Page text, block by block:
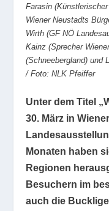
Farasin
Wiener Neustadts
Wirth (GF NÖ
Kainz (Sprecher
(Schneebergland) und
/ Foto: NLK Pfeiffer
Unter dem Titel
30. März in
Monaten haben
Regionen
Besuchern im
auch die